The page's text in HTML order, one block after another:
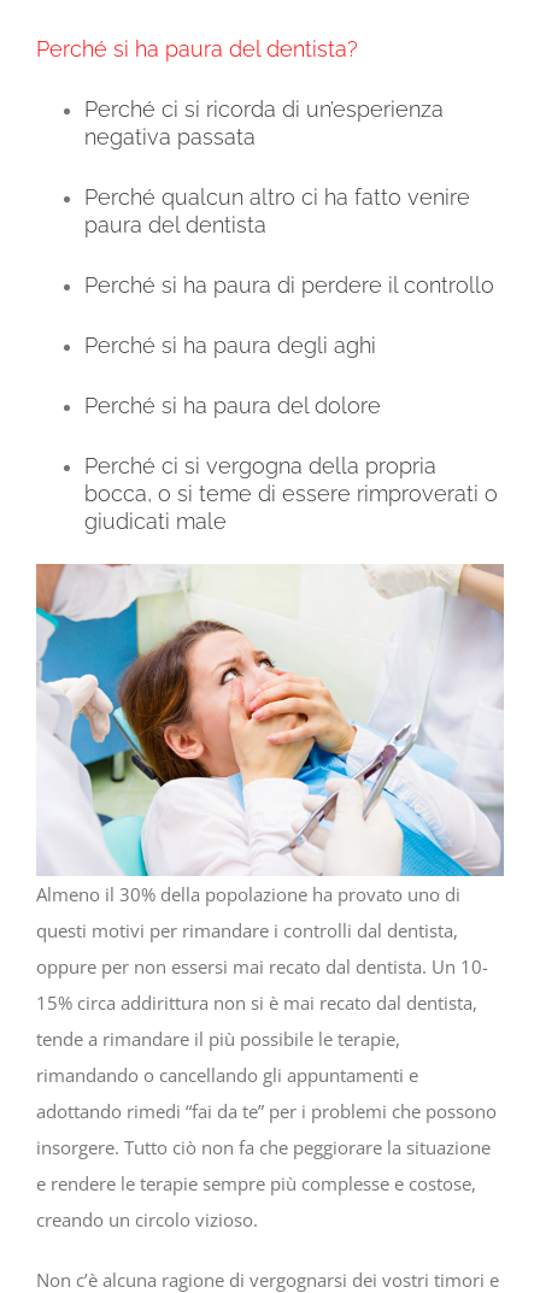
Perché si ha paura del dentista?
Perché ci si ricorda di un’esperienza
negativa passata
Perché qualcun altro ci ha fatto venire
paura del dentista
Perché si ha paura di perdere il controllo
Perché si ha paura degli aghi
Perché si ha paura del dolore
Perché ci si vergogna della propria
bocca, o si teme di essere rimproverati o
giudicati male
Almeno il 30% della popolazione ha provato uno di
questi motivi per rimandare i controlli dal dentista,
oppure per non essersi mai recato dal dentista. Un 10-
15% circa addirittura non si è mai recato dal dentista,
tende a rimandare il più possibile le terapie,
rimandando o cancellando gli appuntamenti e
adottando rimedi “fai da te” per i problemi che possono
insorgere. Tutto ciò non fa che peggiorare la situazione
e rendere le terapie sempre più complesse e costose,
creando un circolo vizioso.
Non c’è alcuna ragione di vergognarsi dei vostri timori e